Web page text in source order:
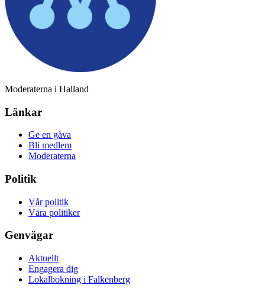
Moderaterna i Halland
Länkar
Ge en gåva
Bli medlem
Moderaterna
Politik
Vår politik
Våra politiker
Genvägar
Aktuellt
Engagera dig
Lokalbokning i Falkenberg